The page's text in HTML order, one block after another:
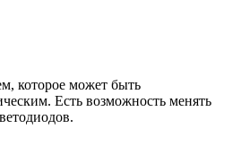
которое может быть
Есть возможность менять